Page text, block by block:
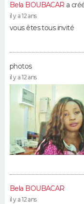
Bela BOUBACAR a
il y a 12 ans
vous êtes tous invité
photos
il y a 12 ans
Bela BOUBACAR
il y a 12 ans